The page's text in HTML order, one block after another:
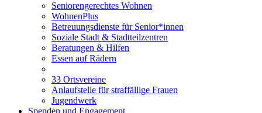
Seniorengerechtes Wohnen
WohnenPlus
Betreuungsdienste für Senior*innen
Soziale Stadt & Stadtteilzentren
Beratungen & Hilfen
Essen auf Rädern
33 Ortsvereine
Anlaufstelle für straffällige Frauen
Jugendwerk
Spenden und Engagement